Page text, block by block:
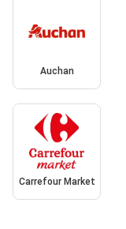
Auchan
Carrefour Market